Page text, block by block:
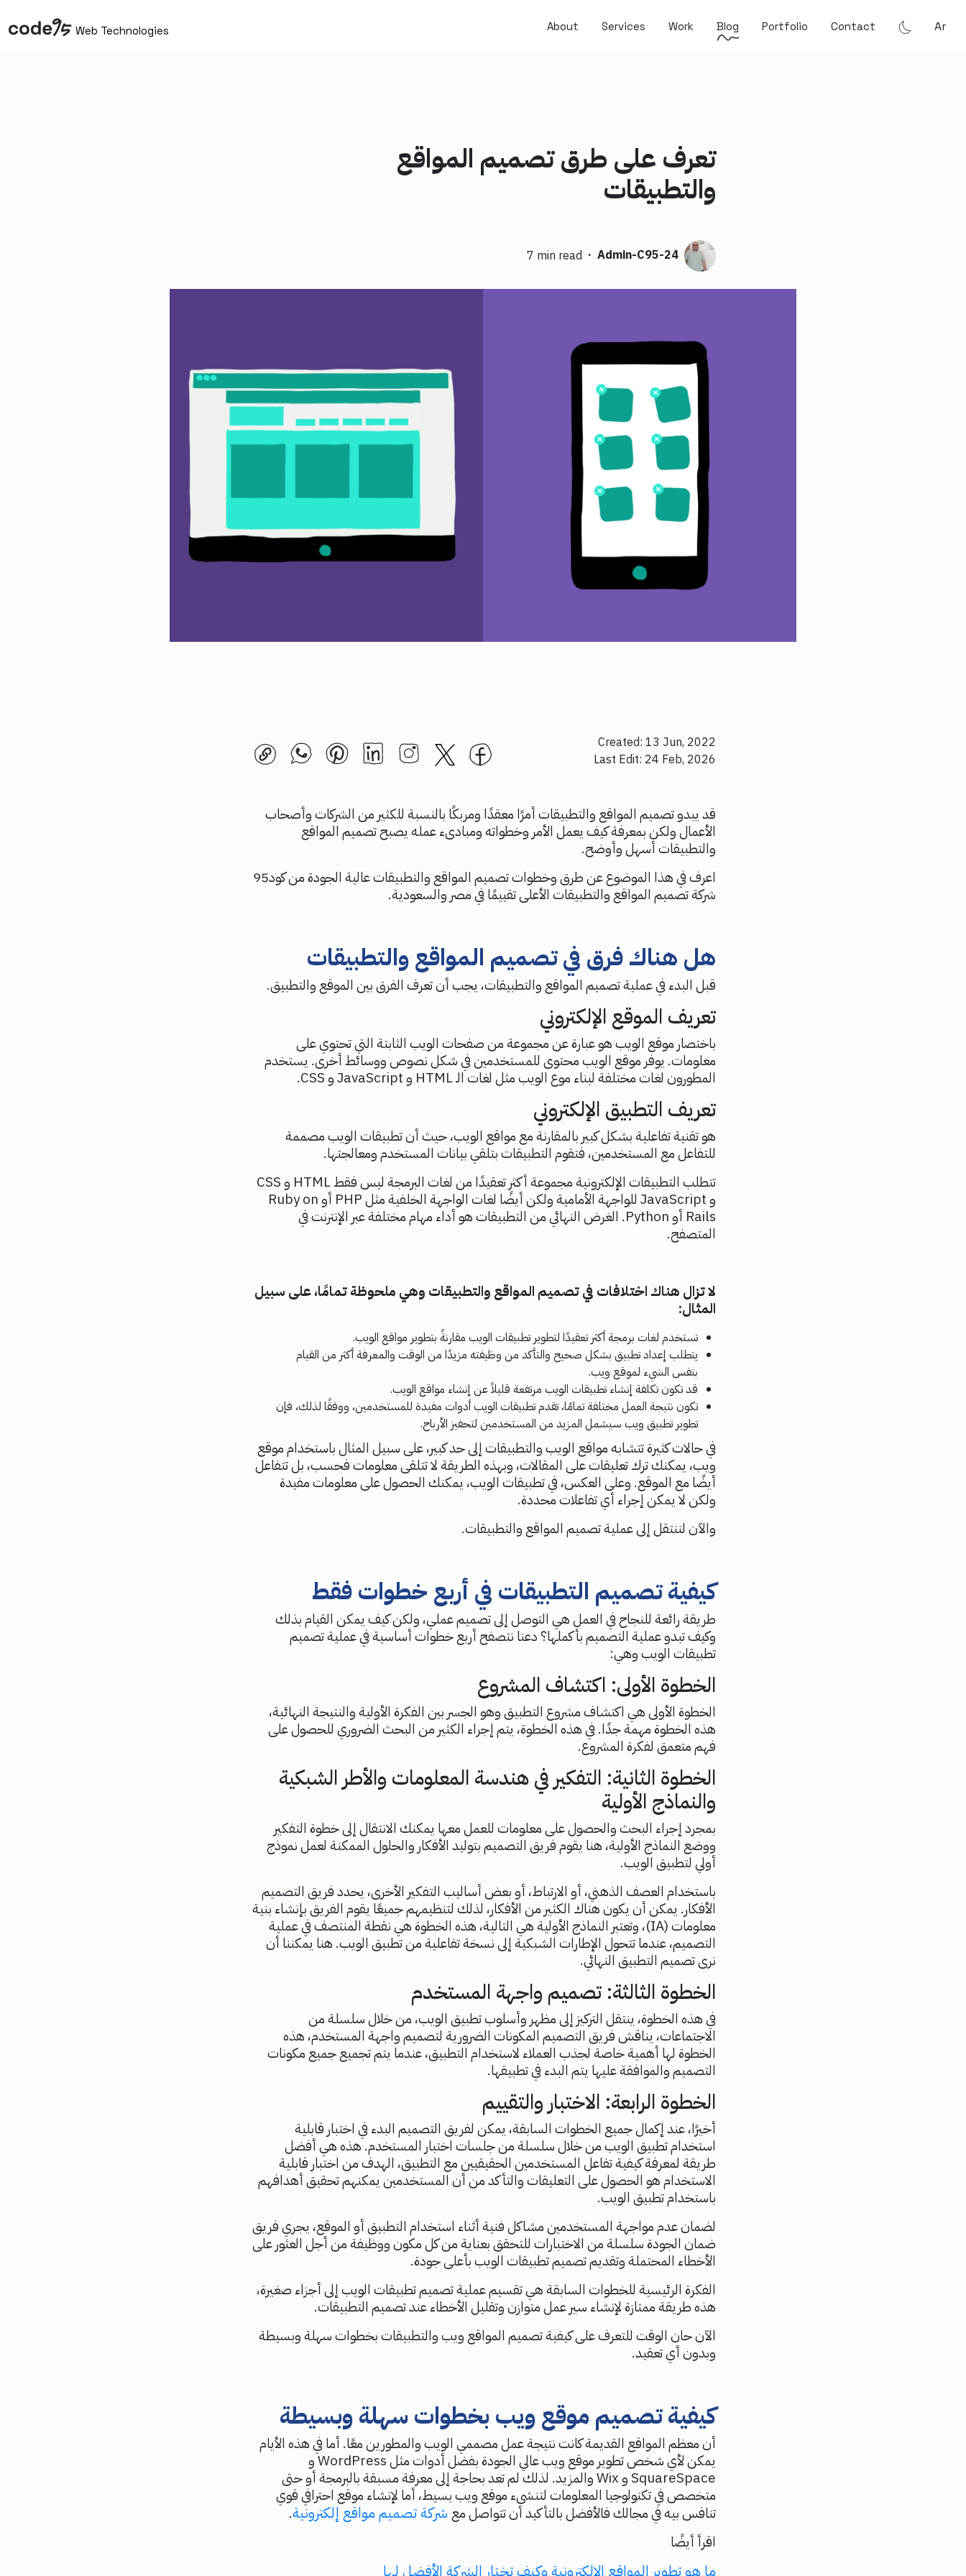
Web Technologies About Services Work Blog Portfolio Contact Ar
تعرف على طرق تصميم المواقع
والتطبيقات
Admin-C95-24
·
7 min read
Created: 13 Jun, 2022
Last Edit: 24 Feb, 2026
قد يبدو تصميم المواقع والتطبيقات أمرًا معقدًا ومربكًا بالنسبة للكثير من الشركات وأصحاب
الأعمال ولكن بمعرفة كيف يعمل الأمر وخطواته ومبادىء عمله يصبح تصميم المواقع
والتطبيقات أسهل وأوضح.
اعرف في هذا الموضوع عن طرق وخطوات تصميم المواقع والتطبيقات عالية الجودة من كود95
شركة تصميم المواقع والتطبيقات الأعلى تقييمًا في مصر والسعودية.
هل هناك فرق فيتصميم المواقع والتطبيقات
قبل البدء في عملية تصميم المواقع والتطبيقات، يجب أن تعرف الفرق بين الموقع والتطبيق.
تعريف الموقع الإلكتروني
باختصار موقع الويب هو عبارة عن مجموعة من صفحات الويب الثابتة التي تحتوي على
معلومات. يوفر موقع الويب محتوى للمستخدمين في شكل نصوص ووسائط أخرى. يستخدم
المطورون لغات مختلفة لبناء موع الويب مثل لغات الـ HTML و JavaScript و CSS.
تعريف التطبيق الإلكتروني
هو تقنية تفاعلية بشكل كبير بالمقارنة مع مواقع الويب، حيث أن تطبيقات الويب مصممة
للتفاعل مع المستخدمين، فتقوم التطبيقات بتلقي بيانات المستخدم ومعالجتها.
تتطلب التطبيقات الإلكترونية مجموعة أكثر تعقيدًا من لغات البرمجة ليس فقط HTML و CSS
و JavaScript للواجهة الأمامية ولكن أيضًا لغات الواجهة الخلفية مثل PHP أو Ruby on
Rails أو Python. الغرض النهائي من التطبيقات هو أداء مهام مختلفة عبر الإنترنت في
المتصفح.
لا تزال هناك اختلافات فيتصميم المواقع والتطبيقات وهي ملحوظة تمامًا، على سبيل
المثال:
تستخدم لغات برمجة أكثر تعقيدًا لتطوير تطبيقات الويب مقارنةً بتطوير مواقع الويب.
يتطلب إعداد تطبيق بشكل صحيح والتأكد من وظيفته مزيدًا من الوقت والمعرفة أكثر من القيام
بنفس الشيء لموقع ويب.
قد تكون تكلفة إنشاء تطبيقات الويب مرتفعة قليلاً عن إنشاء مواقع الويب.
تكون نتيجة العمل مختلفة تمامًا، تقدم تطبيقات الويب أدوات مفيدة للمستخدمين، ووفقًا لذلك، فإن
تطوير تطبيق ويب سيشمل المزيد من المستخدمين لتحفيز الأرباح.
في حالات كثيرة تتشابه مواقع الويب والتطبيقات إلى حد كبير، على سبيل المثال باستخدام موقع
ويب، يمكنك ترك تعليقات على المقالات، وبهذه الطريقة لا تتلقى معلومات فحسب، بل تتفاعل
أيضًا مع الموقع. وعلى العكس، في تطبيقات الويب، يمكنك الحصول على معلومات مفيدة
ولكن لا يمكن إجراء أي تفاعلات محددة.
والآن لننتقل إلى عملية تصميم المواقع والتطبيقات.
كيفية تصميم التطبيقات في أربع خطوات فقط
طريقة رائعة للنجاح في العمل هي التوصل إلى تصميم عملي، ولكن كيف يمكن القيام بذلك
وكيف تبدو عملية التصميم بأكملها؟ دعنا نتصفح أربع خطوات أساسية في عملية تصميم
تطبيقات الويب وهي:
الخطوة الأولى: اكتشاف المشروع
الخطوة الأولى هي اكتشاف مشروع التطبيق وهو الجسر بين الفكرة الأولية والنتيجة النهائية،
هذه الخطوة مهمة جدًا. في هذه الخطوة، يتم إجراء الكثير من البحث الضروري للحصول على
فهم متعمق لفكرة المشروع.
الخطوة الثانية: التفكير في هندسة المعلومات والأطر الشبكية
والنماذج الأولية
بمجرد إجراء البحث والحصول على معلومات للعمل معها يمكنك الانتقال إلى خطوة التفكير
ووضع النماذج الأولية، هنا يقوم فريق التصميم بتوليد الأفكار والحلول الممكنة لعمل نموذج
أولي لتطبيق الويب.
باستخدام العصف الذهني، أو الارتباط، أو بعض أساليب التفكير الأخرى، يحدد فريق التصميم
الأفكار. يمكن أن يكون هناك الكثير من الأفكار، لذلك لتنظيمهم جميعًا يقوم الفريق بإنشاء بنية
معلومات (IA)، وتعتبر النماذج الأولية هي التالية، هذه الخطوة هي نقطة المنتصف في عملية
التصميم، عندما تتحول الإطارات الشبكية إلى نسخة تفاعلية من تطبيق الويب. هنا يمكننا أن
نرى تصميم التطبيق النهائي.
الخطوة الثالثة: تصميم واجهة المستخدم
في هذه الخطوة، ينتقل التركيز إلى مظهر وأسلوب تطبيق الويب، من خلال سلسلة من
الاجتماعات، يناقش فريق التصميم المكونات الضرورية لتصميم واجهة المستخدم، هذه
الخطوة لها أهمية خاصة لجذب العملاء لاستخدام التطبيق، عندما يتم تجميع جميع مكونات
التصميم والموافقة عليها يتم البدء في تطبيقها.
الخطوة الرابعة: الاختبار والتقييم
أخيرًا، عند إكمال جميع الخطوات السابقة، يمكن لفريق التصميم البدء في اختبار قابلية
استخدام تطبيق الويب من خلال سلسلة من جلسات اختبار المستخدم. هذه هي أفضل
طريقة لمعرفة كيفية تفاعل المستخدمين الحقيقيين مع التطبيق، الهدف من اختبار قابلية
الاستخدام هو الحصول على التعليقات والتأكد من أن المستخدمين يمكنهم تحقيق أهدافهم
باستخدام تطبيق الويب.
لضمان عدم مواجهة المستخدمين مشاكل فنية أثناء استخدام التطبيق أو الموقع، يجري فريق
ضمان الجودة سلسلة من الاختبارات للتحقق بعناية من كل مكون ووظيفة من أجل العثور على
الأخطاء المحتملة وتقديم تصميم تطبيقات الويب بأعلى جودة.
الفكرة الرئيسية للخطوات السابقة هي تقسيم عملية تصميم تطبيقات الويب إلى أجزاء صغيرة،
هذه طريقة ممتازة لإنشاء سير عمل متوازن وتقليل الأخطاء عند تصميم التطبيقات.
الآن حان الوقت للتعرف على كيفية تصميم المواقع ويب والتطبيقات بخطوات سهلة وبسيطة
وبدون أي تعقيد.
كيفية تصميم موقع ويب بخطوات سهلة وبسيطة
أن معظم المواقع القديمة كانت نتيجة عمل مصممي الويب والمطورين معًا. أما في هذه الأيام
يمكن لأي شخص تطوير موقع ويب عالي الجودة بفضل أدوات مثل WordPress و
SquareSpace و Wix والمزيد. لذلك لم تعد بحاجة إلى معرفة مسبقة بالبرمجة أو حتى
متخصص في تكنولوجيا المعلومات لتنشىء موقع ويب بسيط، أما لإنشاء موقع احترافي قوي
تنافس بيه في مجالك فالأفضل بالتأكيد أن تتواصل مع شركة تصميم مواقع إلكترونية.
اقرأ أيضًا
ما هو تطوير المواقع الالكترونية وكيف تختار الشركة الأفضل لها